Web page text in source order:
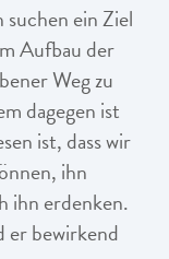
ein Ziel
Aufbau der
Weg zu
dagegen ist
ist, dass wir
ihn
ihn erdenken.
er bewirkend